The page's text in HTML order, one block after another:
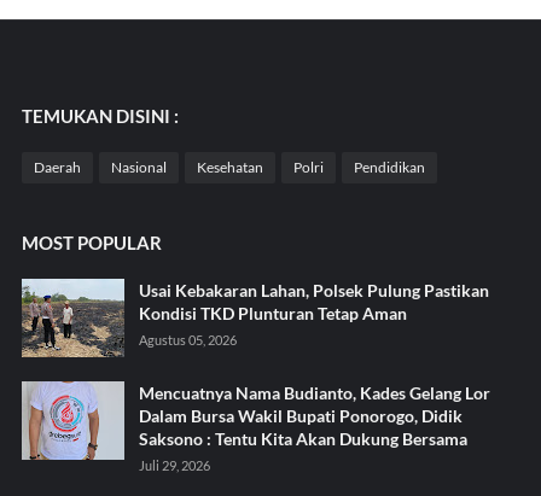
TEMUKAN DISINI :
Daerah Nasional Kesehatan Polri Pendidikan
MOST POPULAR
Usai Kebakaran Lahan, Polsek Pulung Pastikan
Kondisi TKD Plunturan Tetap Aman
Agustus 05, 2026
Mencuatnya Nama Budianto, Kades Gelang Lor
Dalam Bursa Wakil Bupati Ponorogo, Didik
Saksono : Tentu Kita Akan Dukung Bersama
Juli 29, 2026